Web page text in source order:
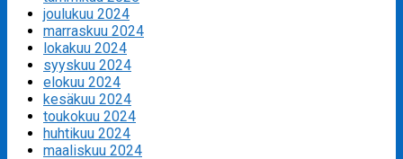
joulukuu 2024
marraskuu 2024
lokakuu 2024
syyskuu 2024
elokuu 2024
kesäkuu 2024
toukokuu 2024
huhtikuu 2024
maaliskuu 2024